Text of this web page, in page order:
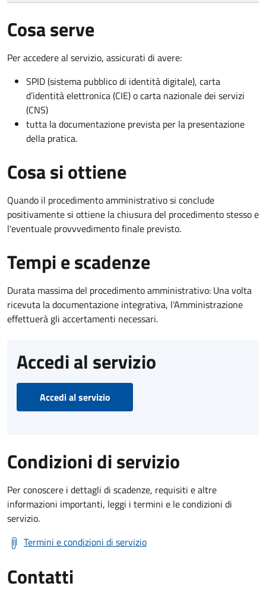
Cosa serve
Per accedere al servizio, assicurati di avere:
SPID (sistema pubblico di identità digitale), carta
d’identità elettronica (CIE) o carta nazionale dei servizi
(CNS)
tutta la documentazione prevista per la presentazione
della pratica.
Cosa si ottiene
Quando il procedimento amministrativo si conclude
positivamente si ottiene la chiusura del procedimento stesso e
l'eventuale provvvedimento finale previsto.
Tempi e scadenze
Durata massima del procedimento amministrativo: Una volta
ricevuta la documentazione integrativa, l'Amministrazione
effettuerà gli accertamenti necessari.
Accedi al servizio
Accedi al servizio
Condizioni di servizio
Per conoscere i dettagli di scadenze, requisiti e altre
informazioni importanti, leggi i termini e le condizioni di
servizio.
Termini e condizioni di servizio
Contatti